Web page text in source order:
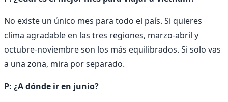
No existe un único mes para todo el país. Si quieres
clima agradable en las tres regiones, marzo-abril y
octubre-noviembre son los más equilibrados. Si solo vas
a una zona, mira por separado.
P: ¿A dónde ir en junio?